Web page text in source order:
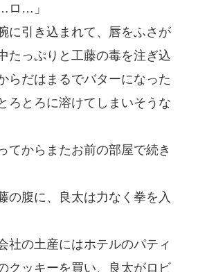
ロ…」
に引き込まれて、唇をふさが
たっぷりと工藤の毒を注ぎ込
らだはまるでバターになった
ろとろに溶けてしまいそうな
てからまたお前の部屋で続き
の腹に、良太は力なく拳を入
社の土産にはホテルのパティ
クッキーを買い、良太がロビ